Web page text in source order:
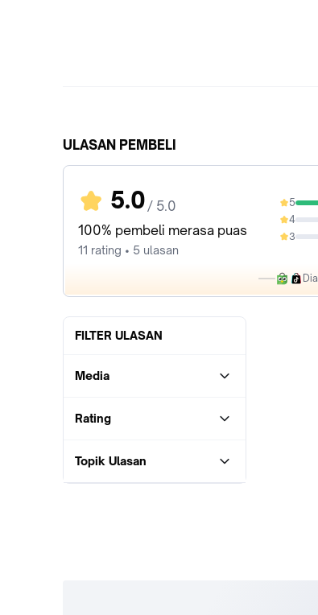
ULASAN PEMBELI
5.0 / 5.0
100% pembeli merasa puas
11 rating • 5 ulasan
5
100%
4
0%
3
0%
FILTER ULASAN
Media
Rating
Topik Ulasan